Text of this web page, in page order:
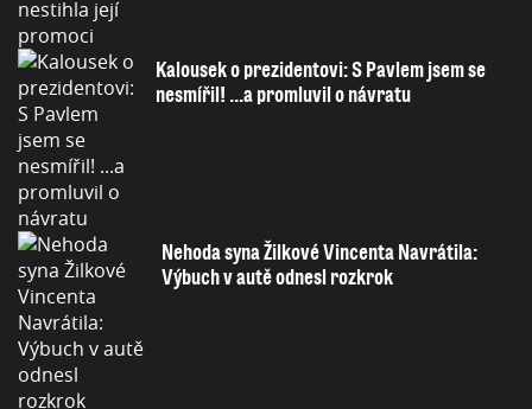
Kalousek o prezidentovi: S Pavlem jsem se
nesmířil! ...a promluvil o návratu
Nehoda syna Žilkové Vincenta Navrátila:
Výbuch v autě odnesl rozkrok